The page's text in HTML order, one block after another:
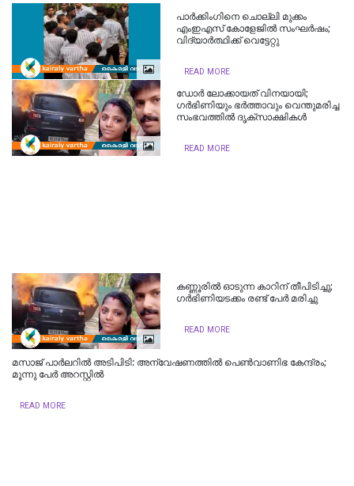
പാര്‍ക്കിംഗിനെ ചൊല്ലി മുക്കം
എംഇഎസ് കോളേജില്‍ സംഘര്‍ഷം;
വിദ്യാര്‍ത്ഥിക്ക് വെട്ടേറ്റു
READ MORE
ഡോര്‍ ലോക്കായത് വിനയായി;
ഗർഭിണിയും ഭർത്താവും വെന്തുമരിച്ച
സംഭവത്തിൽ ദൃക്സാക്ഷികൾ
READ MORE
ക​ണ്ണൂ​രി​ല്‍ ഓ​ടു​ന്ന കാ​റി​ന് തീ​പി​ടി​ച്ചു;
ഗ​ര്‍​ഭി​ണി​യ​ട​ക്കം ര​ണ്ട് പേ​ര്‍ മ​രി​ച്ചു
READ MORE
മസാജ് പാർലറിൽ അടിപിടി: അന്വേഷണത്തിൽ പെൺവാണിഭ കേന്ദ്രം;
മൂന്നു പേർ അറസ്റ്റിൽ
READ MORE